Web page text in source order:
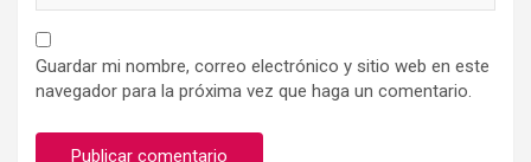
Guardar mi nombre, correo electrónico y sitio web en este
navegador para la próxima vez que haga un comentario.